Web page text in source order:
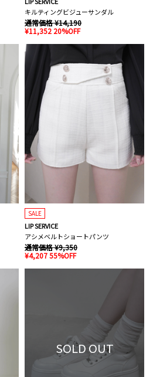
キルティングビジューサンダル
通常価格 ¥14,190
¥11,352 20%OFF
SALE
LIP SERVICE
アシメベルトショートパンツ
通常価格 ¥9,350
¥4,207 55%OFF
SOLD OUT